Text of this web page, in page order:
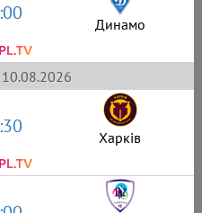
Динамо
10.08.2026
Харків